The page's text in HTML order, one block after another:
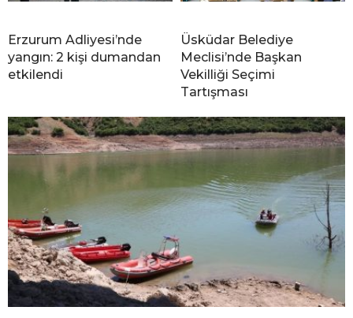
Erzurum Adliyesi’nde
yangın: 2 kişi dumandan
etkilendi
Üsküdar Belediye
Meclisi’nde Başkan
Vekilliği Seçimi
Tartışması